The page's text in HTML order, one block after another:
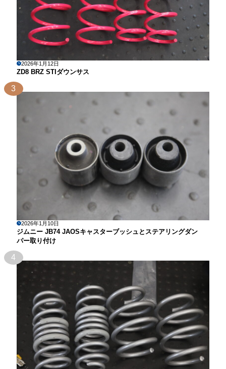
2026年1月12日
ZD8 BRZ STIダウンサス
3
2026年1月10日
ジムニー JB74 JAOSキャスターブッシュとステアリングダン
パー取り付け
4